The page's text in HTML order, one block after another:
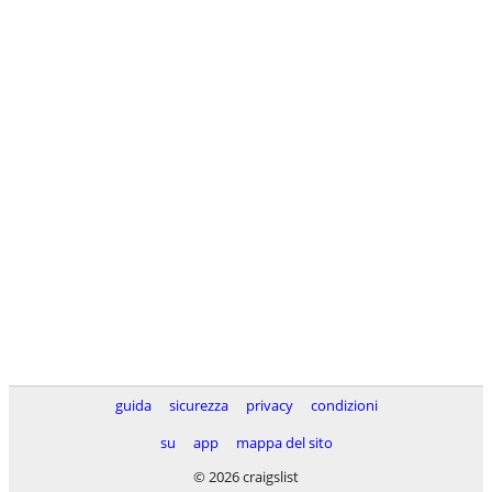
guida sicurezza privacy
condizioni
su
app
mappa del sito
© 2026 craigslist